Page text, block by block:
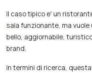
Il caso tipico e' un
sala funzionante, ma
bello, aggiornabile,
brand.
In termini di ricerca,